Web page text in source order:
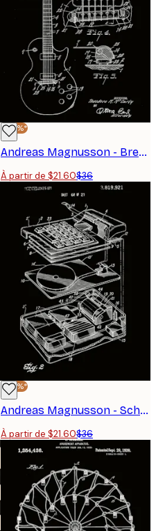
-40%*
Andreas Magnusson - Brevet de guitare vintage Affiche
À partir de $21.60$36
-40%*
Andreas Magnusson - Schéma de Brevet Vintage Affiche
À partir de $21.60$36